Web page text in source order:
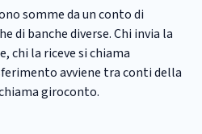
somme da un conto di
di banche diverse. Chi invia la
chi la riceve si chiama
avviene tra conti della
giroconto.